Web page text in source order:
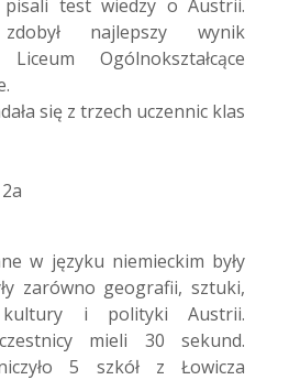
pisali test wiedzy o Austrii.
najlepszy wynik
Ogólnokształcące
się z trzech uczennic klas
w języku niemieckim były
zarówno geografii, sztuki,
i polityki Austrii.
mieli 30 sekund.
5 szkół z Łowicza